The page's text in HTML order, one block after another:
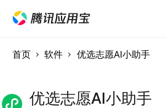
首页 软件 优选志愿AI小助手
优选志愿AI小助手